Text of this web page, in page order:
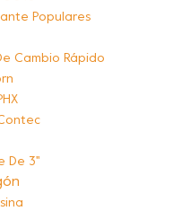
Populares
Cambio Rápido
De 3''